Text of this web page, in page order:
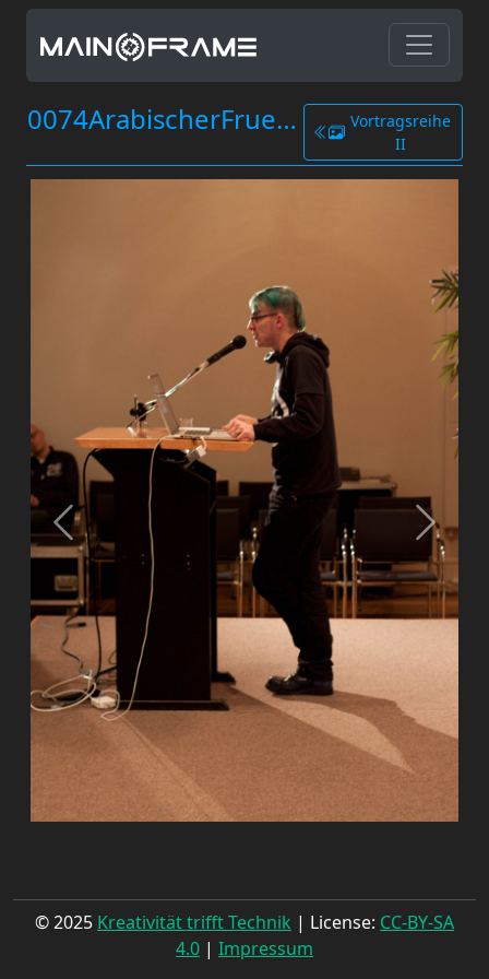
0074ArabischerFruehling.jpg
Vortragsreihe
II
© 2025 Kreativität trifft Technik | License: CC-BY-SA
4.0 | Impressum